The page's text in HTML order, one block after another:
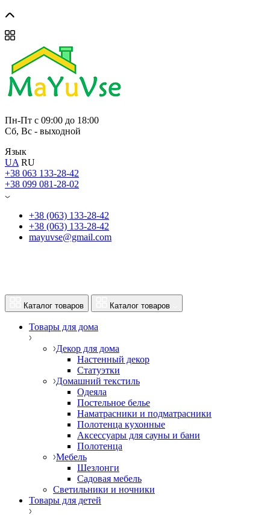
Пн-Пт с 09:00 до 18:00
Сб, Вс - выходной
Язык
UA RU
+38 063 133-28-42
+38 099 081-28-02
+38 (063) 133-28-42
+38 (063) 133-28-42
mayuvse@gmail.com
Каталог товаров Каталог товаров
Товары для дома
Декор для дома
Настенный декор
Статуэтки
Домашний текстиль
Одеяла
Постельное белье
Наматрасники и подматрасники
Полотенца кухонные
Аксессуары для сауны и бани
Полотенца
Мебель
Шезлонги
Садовая мебель
Светильники и ночники
Товары для детей